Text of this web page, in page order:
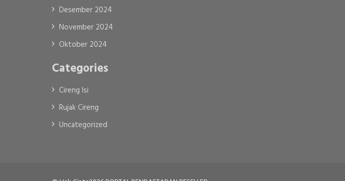
Desember 2024
November 2024
Oktober 2024
Categories
Cireng Isi
Rujak Cireng
Uncategorized